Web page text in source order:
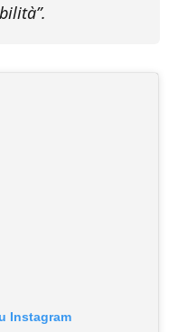
Instagram